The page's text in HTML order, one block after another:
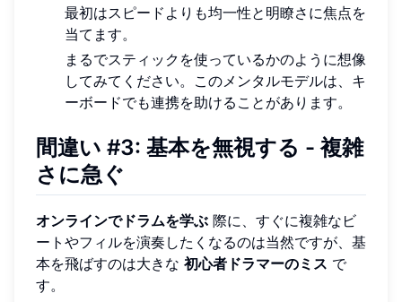
最初はスピードよりも均一性と明瞭さに焦点を
当てます。
まるでスティックを使っているかのように想像
してみてください。このメンタルモデルは、キ
ーボードでも連携を助けることがあります。
間違い #3: 基本を無視する - 複雑
さに急ぐ
オンラインでドラムを学ぶ 際に、すぐに複雑なビ
ートやフィルを演奏したくなるのは当然ですが、基
本を飛ばすのは大きな 初心者ドラマーのミス で
す。